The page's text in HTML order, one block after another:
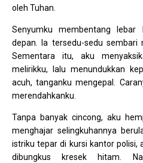
oleh Tuhan.
Senyumku membentang
depan. Ia tersedu-sedu sembari
Sementara itu, aku
melirikku, lalu menundukkan
acuh, tanganku mengepal.
merendahkanku.
Tanpa banyak cincong, aku
menghajar selingkuhannya
istriku tepar di kursi kantor polisi,
dibungkus kresek hitam.